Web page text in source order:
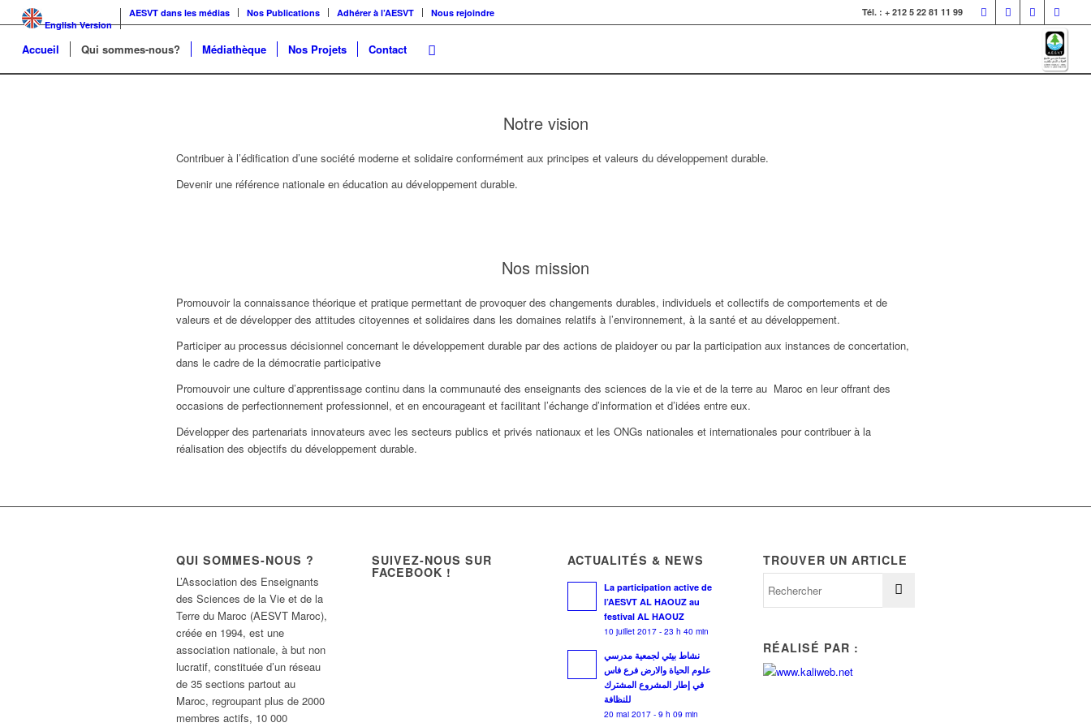
English Version
AESVT dans les médias Nos Publications Adhérer à l’AESVT Nous rejoindre Tél. : + 212 5 22 81 11 99
Accueil Qui sommes-nous? Médiathèque Nos Projets Contact
Notre vision
Contribuer à l’édification d’une société moderne et solidaire conformément aux principes et valeurs du développement durable.
Devenir une référence nationale en éducation au développement durable.
Nos mission
Promouvoir la connaissance théorique et pratique permettant de provoquer des changements durables, individuels et collectifs de comportements et de
valeurs et de développer des attitudes citoyennes et solidaires dans les domaines relatifs à l’environnement, à la santé et au développement.
Participer au processus décisionnel concernant le développement durable par des actions de plaidoyer ou par la participation aux instances de concertation,
dans le cadre de la démocratie participative
Promouvoir une culture d’apprentissage continu dans la communauté des enseignants des sciences de la vie et de la terre au Maroc en leur offrant des
occasions de perfectionnement professionnel, et en encourageant et facilitant l’échange d’information et d’idées entre eux.
Développer des partenariats innovateurs avec les secteurs publics et privés nationaux et les ONGs nationales et internationales pour contribuer à la
réalisation des objectifs du développement durable.
QUI SOMMES-NOUS ?
L’Association des Enseignants
des Sciences de la Vie et de la
Terre du Maroc (AESVT Maroc),
créée en 1994, est une
association nationale, à but non
lucratif, constituée d’un réseau
de 35 sections partout au
Maroc, regroupant plus de 2000
membres actifs, 10 000
SUIVEZ-NOUS SUR
FACEBOOK !
ACTUALITÉS & NEWS
La participation active de
l’AESVT AL HAOUZ au
festival AL HAOUZ
10 juillet 2017 - 23 h 40 min
نشاط بيئي لجمعية مدرسي
علوم الحياة والارض فرع فاس
في إطار المشروع المشترك
للنظافة
20 mai 2017 - 9 h 09 min
TROUVER UN ARTICLE
RÉALISÉ PAR :